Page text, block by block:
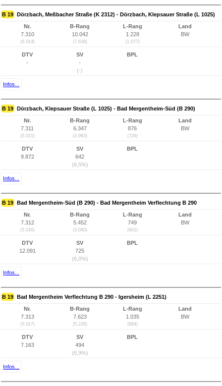
B 19 Dörzbach, Meßbacher Straße (K 2312) - Dörzbach, Klepsauer Straße (L 1025)
Nr.
7.310
(5.014)
B-Rang
10.042
(7.638)
L-Rang
1.228
(1.077)
Land
BW
DTV
-
SV
-
(-)
BPL
Infos...
B 19 Dörzbach, Klepsauer Straße (L 1025) - Bad Mergentheim-Süd (B 290)
Nr.
7.311
(5.015)
B-Rang
6.347
(3.963)
L-Rang
876
(726)
Land
BW
DTV
9.872
SV
642
(6,5%)
BPL
Infos...
B 19 Bad Mergentheim-Süd (B 290) - Bad Mergentheim Verflechtung B 290
Nr.
7.312
(5.016)
B-Rang
5.452
(3.080)
L-Rang
749
(601)
Land
BW
DTV
12.091
SV
725
(6,0%)
BPL
Infos...
B 19 Bad Mergentheim Verflechtung B 290 - Igersheim (L 2251)
Nr.
7.313
(5.017)
B-Rang
7.623
(5.228)
L-Rang
1.035
(884)
Land
BW
DTV
7.163
SV
494
(6,9%)
BPL
Infos...